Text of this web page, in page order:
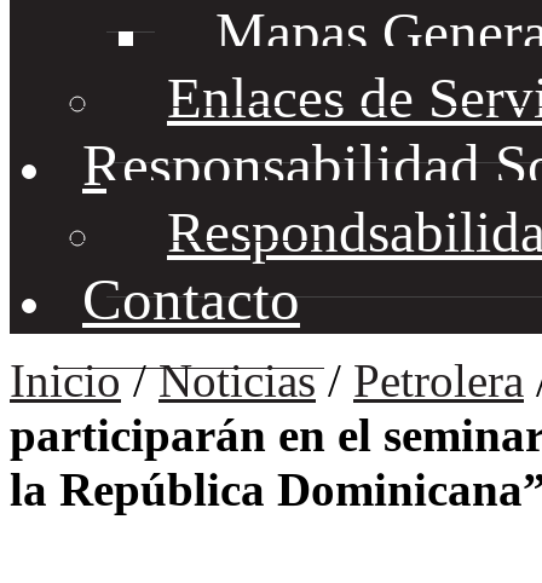
Mapas
Enlaces de
Responsabilidad
Contacto
Inicio/Noticias/ Petrolera
participarán en el
la República